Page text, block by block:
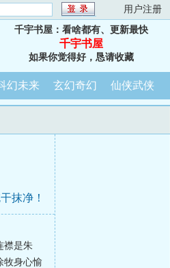
用户注册
千宇书屋：看啥都有、更新最快
千宇书屋
如果你觉得好，恳请收藏
幻未来 玄幻奇幻 仙侠武侠
抹净！
襟是朱
牧身心愉